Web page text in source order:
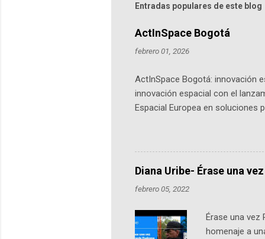
Entradas populares de este blog
ActInSpace Bogotá
febrero 01, 2026
ActInSpace Bogotá: innovación
innovación espacial con el
Espacial Europea en soluciones
emprendedores y estudiantes.
más de 60 ciudades, donde
datos orbitales. En Bogotá,
Diana Uribe- Érase una
febrero 05, 2022
Érase una vez
homenaje a